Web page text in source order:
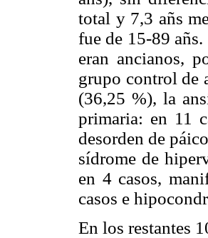
total y 7,3 añs
fue de 15-89
eran ancianos,
grupo control de
(36,25 %), la
primaria: en 11
desorden de
sídrome de
en 4 casos,
casos e
En los restantes